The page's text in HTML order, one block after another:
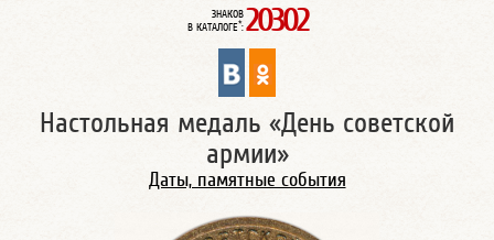
ЗНАКОВ
В КАТАЛОГЕ*: 20302
Настольная медаль «День советской
армии»
Даты, памятные события